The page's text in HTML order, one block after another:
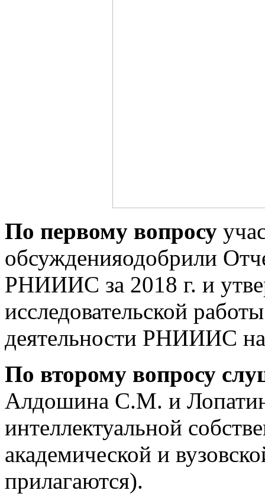
По первому вопросу
обсужденияодобрили
РНИИИС за 2018 г. и
исследовательской
деятельности РНИИИС
По второму вопросу
Алдошина С.М. и
интеллектуальной
академической и
прилагаются).